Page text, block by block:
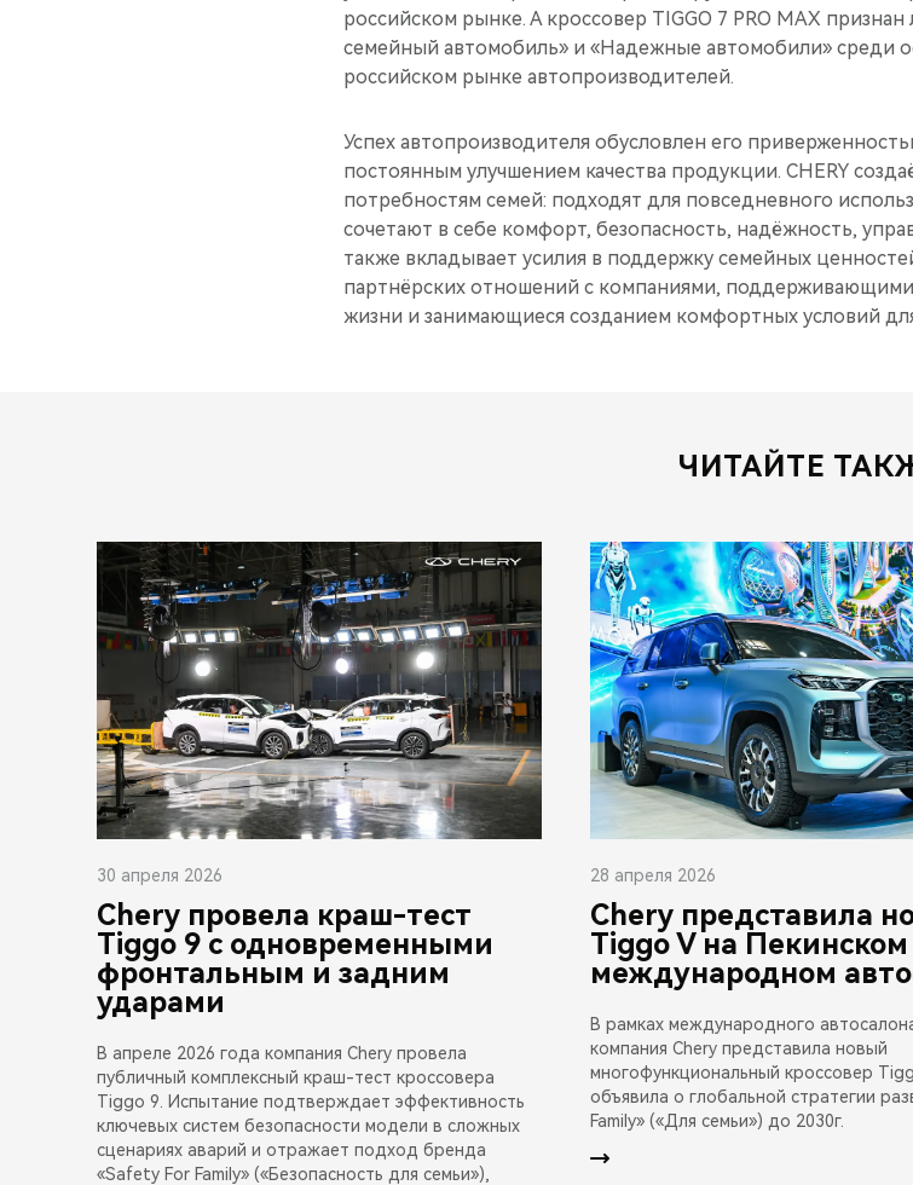
российском рынке. А кроссовер TIGGO 7 PRO MAX
семейный автомобиль» и «Надежные автомобили» среди
российском рынке автопроизводителей.
Успех автопроизводителя обусловлен его
постоянным улучшением качества продукции. CHERY
потребностям семей: подходят для повседневного
сочетают в себе комфорт, безопасность, надёжность,
также вкладывает усилия в поддержку семейных
партнёрских отношений с компаниями,
жизни и занимающиеся созданием комфортных условий
ЧИТАЙТЕ
30 апреля 2026
Chery провела краш-тест
Tiggo 9 с одновременными
фронтальным и задним
ударами
В апреле 2026 года компания Chery провела
публичный комплексный краш-тест кроссовера
Tiggo 9. Испытание подтверждает эффективность
ключевых систем безопасности модели в сложных
сценариях аварий и отражает подход бренда
«Safety For Family» («Безопасность для семьи»),
28 апреля 2026
Chery представила
Tiggo V на Пекинском
международном
В рамках международного
компания Chery представила новый
многофункциональный кроссовер
объявила о глобальной стратегии
Family» («Для семьи») до 2030г.